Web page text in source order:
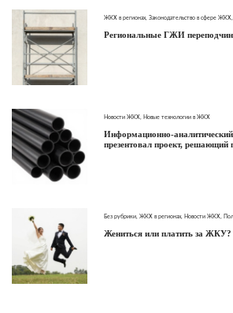
ЖКХ в регионах Законодательство в сфере ЖКХ
Региональные ГЖИ
Новости ЖКХ Новые технологии в ЖКХ
Информационно-аналитический
презентовал проект, решающий
Без рубрики ЖКХ в регионах Новости ЖКХ
Жениться или платить за ЖКУ?